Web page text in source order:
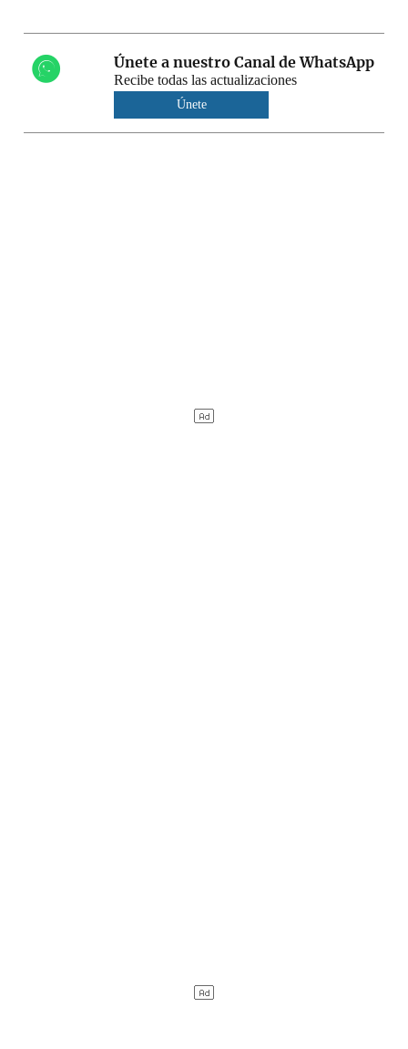
Únete a nuestro Canal de WhatsApp
Recibe todas las actualizaciones
Únete